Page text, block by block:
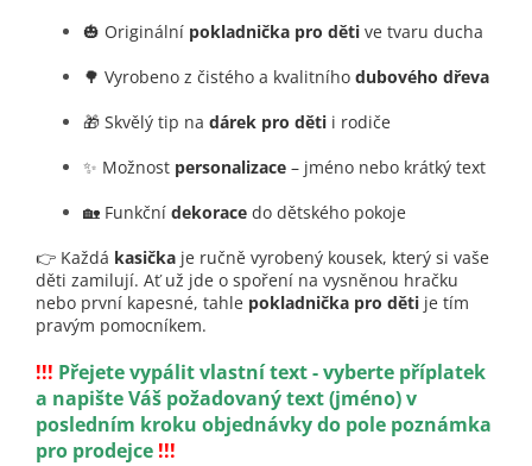
🎃 Originální pokladnička pro děti ve tvaru ducha
🌳 Vyrobeno z čistého a kvalitního dubového dřeva
🎁 Skvělý tip na dárek pro děti i rodiče
✨ Možnost personalizace – jméno nebo krátký text
🏡 Funkční dekorace do dětského pokoje
👉 Každá kasička je ručně vyrobený kousek, který si vaše
děti zamilují. Ať už jde o spoření na vysněnou hračku
nebo první kapesné, tahle pokladnička pro děti je tím
pravým pomocníkem.
!!! Přejete vypálit vlastní text - vyberte příplatek
a napište Váš požadovaný text (jméno) v
posledním kroku objednávky do pole poznámka
pro prodejce !!!